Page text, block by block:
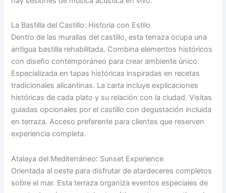
La Bastilla del Castillo: Historia con Estilo
Dentro de las murallas del castillo, esta terraza ocupa una
antigua bastilla rehabilitada. Combina elementos históricos
con diseño contemporáneo para crear ambiente único.
Especializada en tapas históricas inspiradas en recetas
tradicionales alicantinas. La carta incluye explicaciones
históricas de cada plato y su relación con la ciudad. Visitas
guiadas opcionales por el castillo con degustación incluida
en terraza. Acceso preferente para clientes que reserven
experiencia completa.
Atalaya del Mediterráneo: Sunset Experience
Orientada al oeste para disfrutar de atardeceres completos
sobre el mar. Esta terraza organiza eventos especiales de